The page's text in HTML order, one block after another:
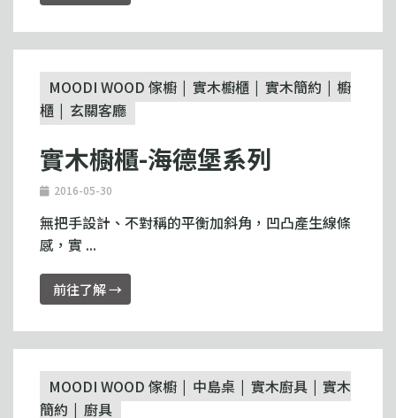
MOODI WOOD 傢櫥 實木櫥櫃 實木簡約
櫥
櫃
玄關客廳
實木櫥櫃-海德堡系列
2016-05-30
無把手設計、不對稱的平衡加斜角，凹凸產生線條
感，實 ...
前往了解 →
MOODI WOOD 傢櫥 中島桌 實木廚具
實木
簡約
廚具